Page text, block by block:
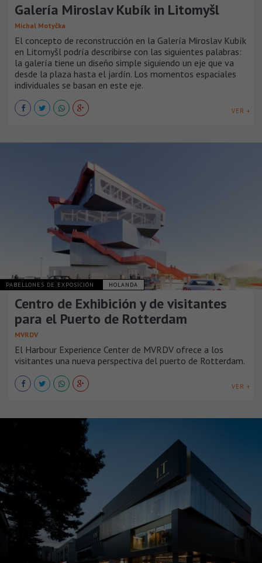
Galería Miroslav Kubík in Litomyšl
Michal Motyčka
El concepto de reconstrucción en la Galería Miroslav Kubík
en Litomyšl podría describirse con las siguientes palabras:
la galería tiene un diseño simple siguiendo un eje que va
desde la plaza hasta el jardín. Los momentos espaciales
individuales se basan en este eje.
VER +
PABELLONES DE EXPOSICIÓN HOLANDA
Centro de Exhibición y de visitantes
para el Puerto de Rotterdam
MVRDV
El Harbour Experience Center de MVRDV ofrece a los
visitantes una nueva perspectiva del puerto de Rotterdam.
VER +